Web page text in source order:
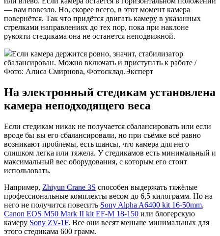
— вам повезло. Но, скорее всего, в этот момент камера
повернётся. Так что придётся двигать камеру в указанных
стрелками направлениях до тех пор, пока при наклоне
рукояти стедикама она не останется неподвижной.
Если камера держится ровно, значит, стабилизатор
сбалансирован. Можно включать и приступать к работе /
Фото: Алиса Смирнова, Фотосклад.Эксперт
На электронный стедикам установлена
камера неподходящего веса
Если стедикам никак не получается сбалансировать или если
вроде бы вы его сбалансировали, но при съёмке всё равно
возникают проблемы, есть шансы, что камера для него
слишком легка или тяжела. У стедикамов есть минимальный и
максимальный вес оборудования, с которым его стоит
использовать.
Например, Zhiyun Crane 3S способен выдержать тяжёлые
профессиональные комплекты весом до 6,5 килограмм. Но на
него не получится повесить Sony Alpha A6400 kit 16-50mm,
Canon EOS M50 Mark II kit EF-M 18-150 или блогерскую
камеру Sony ZV-1F. Все они весят меньше минимальных для
этого стедикама 600 грамм.